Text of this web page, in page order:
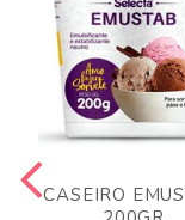
CASEIRO